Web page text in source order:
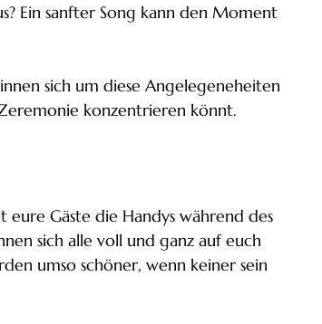
Ein sanfter Song kann den Moment
sich um diese Angelegeneheiten
konzentrieren könnt.
Gäste die Handys während des
sich alle voll und ganz auf euch
umso schöner, wenn keiner sein